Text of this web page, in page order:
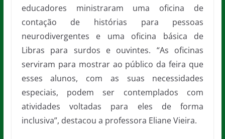
educadores ministraram uma oficina de
contação de histórias para pessoas
neurodivergentes e uma oficina básica de
Libras para surdos e ouvintes. “As oficinas
serviram para mostrar ao público da feira que
esses alunos, com as suas necessidades
especiais, podem ser contemplados com
atividades voltadas para eles de forma
inclusiva”, destacou a professora Eliane Vieira.